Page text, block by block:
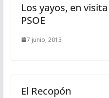
Los yayos, en
PSOE
7 junio, 2013
El Recopón